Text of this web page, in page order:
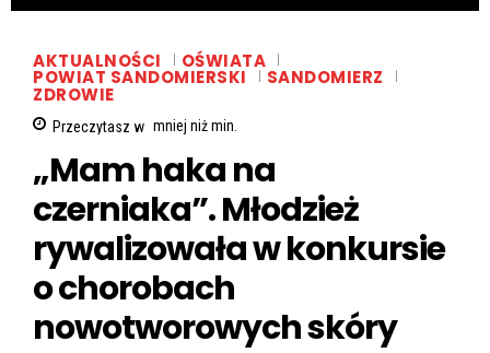
AKTUALNOŚCI OŚWIATA
POWIAT SANDOMIERSKI SANDOMIERZ
ZDROWIE
Przeczytasz w mniej niżmin.
„Mam haka na
czerniaka”. Młodzież
rywalizowała w konkursie
o chorobach
nowotworowych skóry